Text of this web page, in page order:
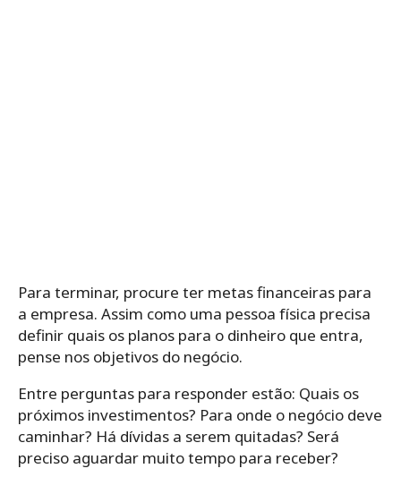
Para terminar, procure ter metas financeiras para
a empresa. Assim como uma pessoa física precisa
definir quais os planos para o dinheiro que entra,
pense nos objetivos do negócio.
Entre perguntas para responder estão: Quais os
próximos investimentos? Para onde o negócio deve
caminhar? Há dívidas a serem quitadas? Será
preciso aguardar muito tempo para receber?